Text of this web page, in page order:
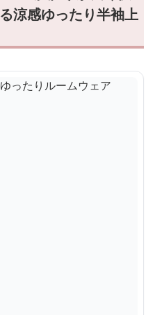
涼感ゆったり半袖上